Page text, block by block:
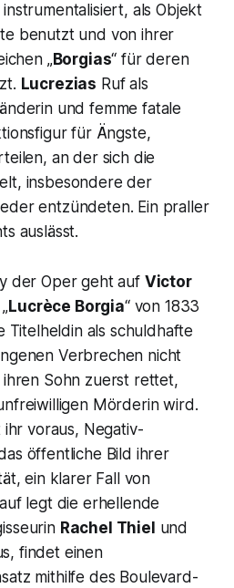
als Objekt
benutzt und von ihrer
„Borgias“ für deren
Lucrezias Ruf als
und femme fatale
für Ängste,
an der sich die
insbesondere der
entzündeten. Ein praller
auslässt.
der Oper geht auf Victor
Lucrèce Borgia“ von 1833
Titelheldin als schuldhafte
Verbrechen nicht
ihren Sohn zuerst rettet,
Mörderin wird.
ihr voraus, Negativ-
öffentliche Bild ihrer
ein klarer Fall von
legt die erhellende
Rachel Thiel und
findet einen
mithilfe des Boulevard-